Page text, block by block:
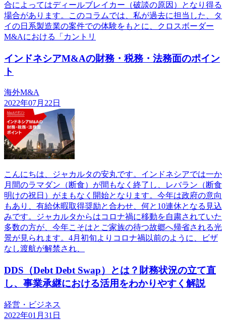
合によってはディールブレイカー（破談の原因）となり得る
場合があります。このコラムでは、私が過去に担当した、タ
イの日系製造業の案件での体験をもとに、クロスボーダー
M&Aにおける「カントリ
インドネシアM&Aの財務・税務・法務面のポイン
ト
海外M&A
2022年07月22日
こんにちは、ジャカルタの安丸です。インドネシアでは一か
月間のラマダン（断食）が間もなく終了し、レバラン（断食
明けの祝日）がまもなく開始となります。今年は政府の意向
もあり、有給休暇取得奨励と合わせ、何と10連休となる見込
みです。ジャカルタからはコロナ禍に移動を自粛されていた
多数の方が、今年こそはとご家族の待つ故郷へ帰省される光
景が見られます。4月初旬よりコロナ禍以前のように、ビザ
なし渡航が解禁され、
DDS（Debt Debt Swap）とは？財務状況の立て直
し、事業承継における活用をわかりやすく解説
経営・ビジネス
2022年01月31日